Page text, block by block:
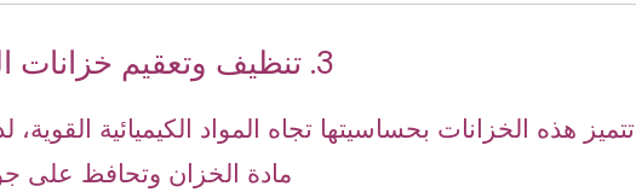
3. تنظيف وتعقيم خزانات الفيبر جلاس
تتميز هذه الخزانات بحساسيتها تجاه المواد الكيميائية
مادة الخزان وتحافظ على